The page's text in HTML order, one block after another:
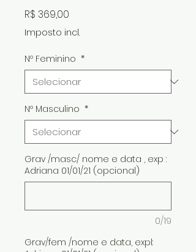
R$ 369,00
Imposto incl.
Nº Feminino *
Nº Masculino *
Grav /masc/ nome e data , exp :
Adriana 01/01/21 (opcional)
0/19
Grav/fem /nome e data, expl: